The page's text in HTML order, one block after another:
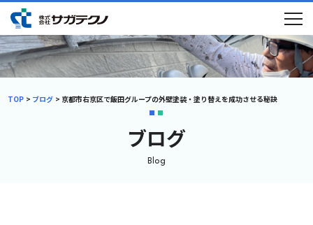
ブログ
Blog
TOP ブログ 京都市右京区で飯田グループの外壁塗装・塗り替えを成功させる秘訣